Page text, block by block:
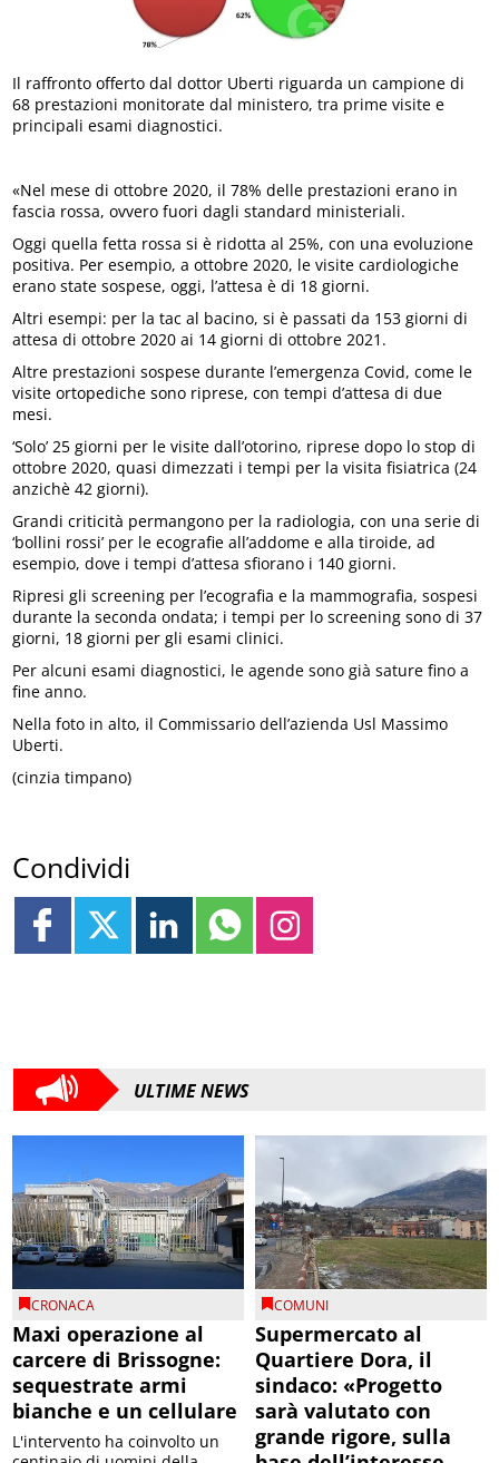
Il raffronto offerto dal dottor Uberti riguarda un campione di
68 prestazioni monitorate dal ministero, tra prime visite e
principali esami diagnostici.
«Nel mese di ottobre 2020, il 78% delle prestazioni erano in
fascia rossa, ovvero fuori dagli standard ministeriali.
Oggi quella fetta rossa si è ridotta al 25%, con una evoluzione
positiva. Per esempio, a ottobre 2020, le visite cardiologiche
erano state sospese, oggi, l’attesa è di 18 giorni.
Altri esempi: per la tac al bacino, si è passati da 153 giorni di
attesa di ottobre 2020 ai 14 giorni di ottobre 2021.
Altre prestazioni sospese durante l’emergenza Covid, come le
visite ortopediche sono riprese, con tempi d’attesa di due
mesi.
‘Solo’ 25 giorni per le visite dall’otorino, riprese dopo lo stop di
ottobre 2020, quasi dimezzati i tempi per la visita fisiatrica (24
anzichè 42 giorni).
Grandi criticità permangono per la radiologia, con una serie di
‘bollini rossi’ per le ecografie all’addome e alla tiroide, ad
esempio, dove i tempi d’attesa sfiorano i 140 giorni.
Ripresi gli screening per l’ecografia e la mammografia, sospesi
durante la seconda ondata; i tempi per lo screening sono di 37
giorni, 18 giorni per gli esami clinici.
Per alcuni esami diagnostici, le agende sono già sature fino a
fine anno.
Nella foto in alto, il Commissario dell’azienda Usl Massimo
Uberti.
(cinzia timpano)
Condividi
ULTIME NEWS
CRONACA
Maxi operazione al
carcere di Brissogne:
sequestrate armi
bianche e un cellulare
L'intervento ha coinvolto un
COMUNI
Supermercato al
Quartiere Dora, il
sindaco: «Progetto
sarà valutato con
grande rigore, sulla